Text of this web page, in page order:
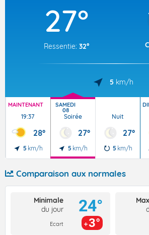
27°
Ressentie: 32°
5 km/h
MAINTENANT
19:37
28°
5 km/h
SAMEDI
08
Soirée
27°
5 km/h
Nuit
27°
5 km/h
Comparaison aux normales
Minimale
du jour
Ecart
24°
3°